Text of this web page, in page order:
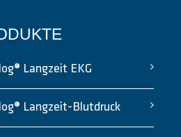
Langzeit EKG
Langzeit-Blutdruck